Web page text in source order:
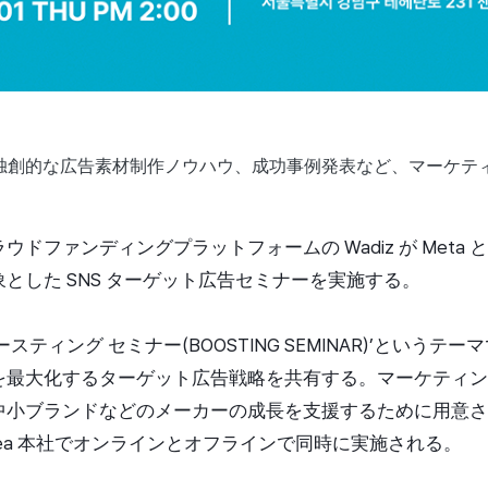
的な広告素材制作ノウハウ、成功事例発表など、マーケテ
ドファンディングプラットフォームの Wadiz が Meta
した SNS ターゲット広告セミナーを実施する。
スティング セミナー(BOOSTING SEMINAR)’というテー
大化するターゲット広告戦略を共有する。マーケティ
ブランドなどのメーカーの成長を支援するために用意
本社でオンラインとオフラインで同時に実施される。